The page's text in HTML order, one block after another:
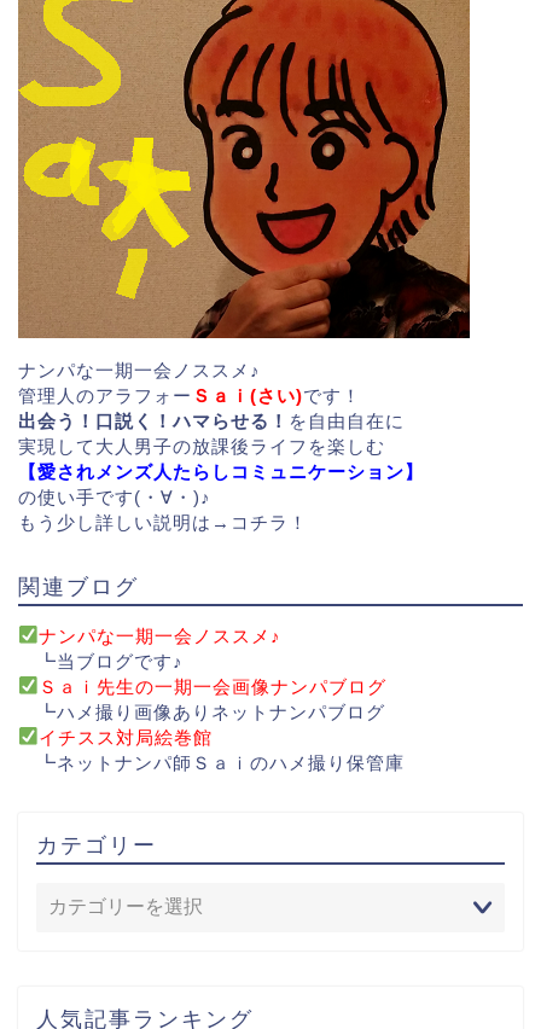
ナンパな一期一会ノススメ♪
管理人のアラフォー Ｓａｉ(さい)です！
出会う！口説く！ハマらせる！ を自由自在に
実現して大人男子の放課後ライフを楽しむ
【愛されメンズ人たらしコミュニケーション】
の使い手です(・∀・)♪
もう少し詳しい説明は→ コチラ！
関連ブログ
ナンパな一期一会ノススメ♪
┗当ブログです♪
Ｓａｉ先生の一期一会画像ナンパブログ
┗ハメ撮り画像ありネットナンパブログ
イチスス対局絵巻館
┗ネットナンパ師Ｓａｉのハメ撮り保管庫
カテゴリー
人気記事ランキング